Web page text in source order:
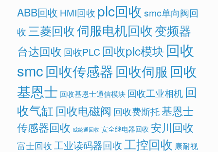
ABB回收 HMI回收 plc回收 smc单向阀回
收 三菱回收伺服电机回收变频器
台达回收 回收PLC 回收plc模块 回收
smc回收传感器回收伺服 回收
基恩士 回收基恩士通信模块 回收工业相机 回
收气缸 回收电磁阀 回收费斯托基恩士
传感器回收 威纶通回收 安全继电器回收 安川回收
富士回收 工业读码器回收工控回收 康耐视